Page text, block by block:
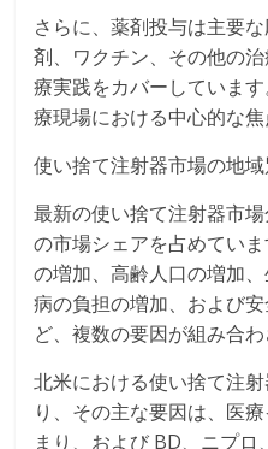
さらに、薬剤投与は主要
剤、ワクチン、その他の
療実践をカバーしていま
療現場における中心的な焦
使い捨て注射器市場の地
最新の使い捨て注射器市
の市場シェアを占めてい
の増加、高齢人口の増加
病の負担の増加、および
ど、複数の要因が組み合わ
北米における使い捨て注
り、その主な要因は、医
まり、および BD、ニプロ